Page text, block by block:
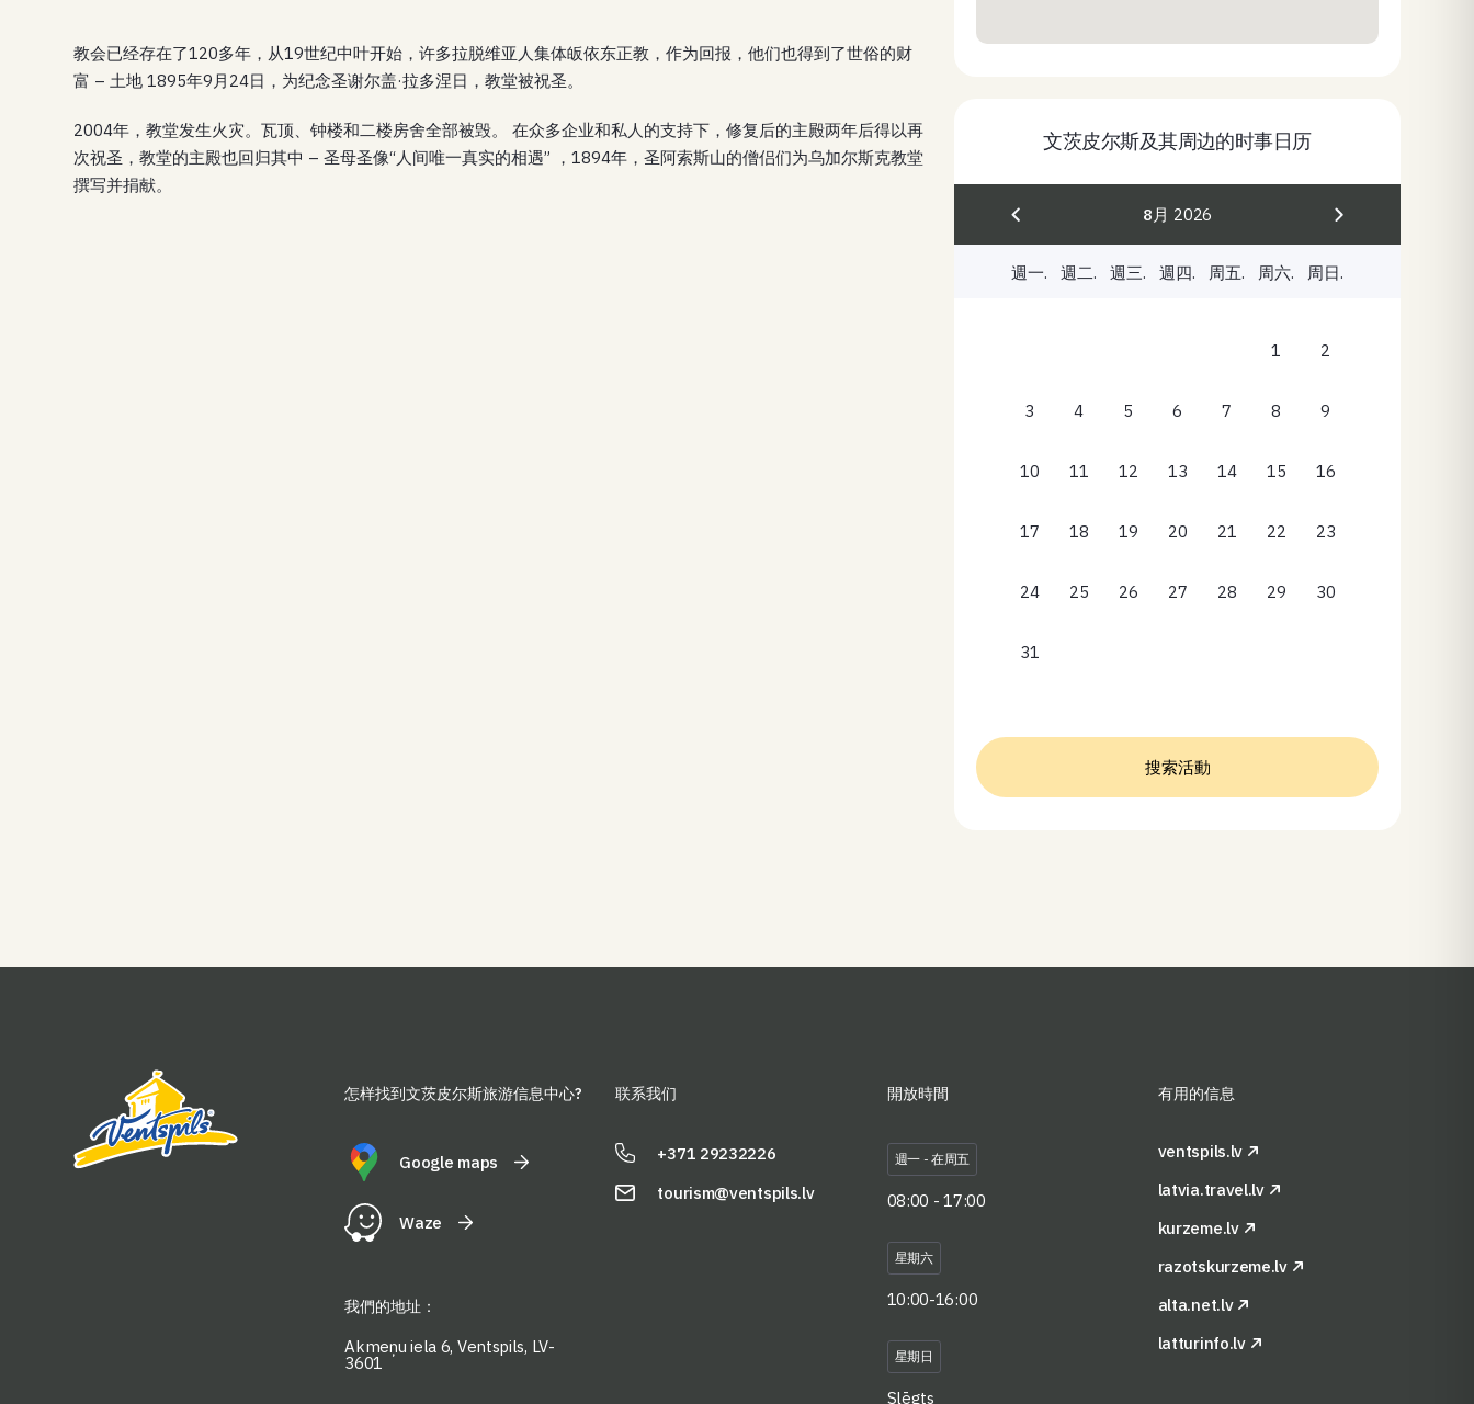
教会已经存在了120多年，从19世纪中叶开始，许多拉脱维亚人集体皈依东正教，作为回报，他们也得到了世俗的财
富 – 土地 1895年9月24日，为纪念圣谢尔盖·拉多涅日，教堂被祝圣。
2004年，教堂发生火灾。瓦顶、钟楼和二楼房舍全部被毁。 在众多企业和私人的支持下，修复后的主殿两年后得以再
次祝圣，教堂的主殿也回归其中 – 圣母圣像“人间唯一真实的相遇” ，1894年，圣阿索斯山的僧侣们为乌加尔斯克教堂
撰写并捐献。
文茨皮尔斯及其周边的时事日历
8月 2026
週一. 週二. 週三. 週四. 周五. 周六. 周日.
1 2
3 4 5 6 7 8 9
10 11 12 13 14 15 16
17 18 19 20 21 22 23
24 25 26 27 28 29 30
31
搜索活動
怎样找到文茨皮尔斯旅游信息中心? 联系我们 開放時間 有用的信息
Google maps
Waze
我們的地址：
Akmeņu iela 6, Ventspils, LV-
3601
+371 29232226
tourism@ventspils.lv
週一 - 在周五
08:00 - 17:00
星期六
10:00-16:00
星期日
Slēgts
ventspils.lv
latvia.travel.lv
kurzeme.lv
razotskurzeme.lv
alta.net.lv
latturinfo.lv